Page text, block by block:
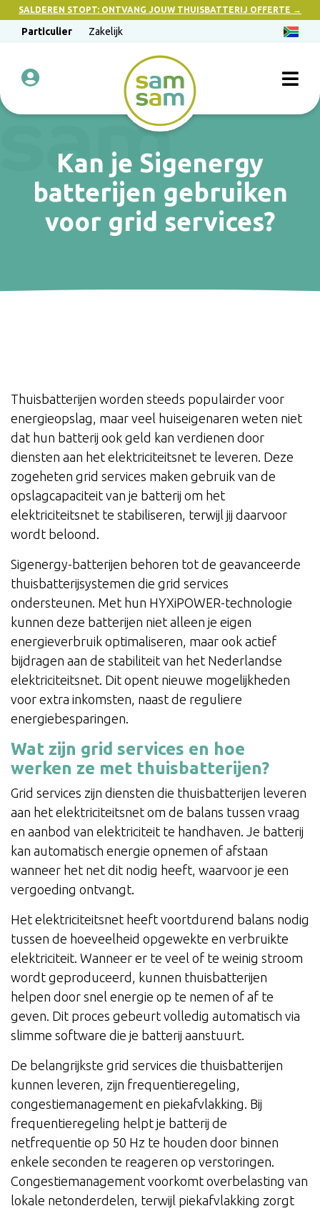
SALDEREN STOPT: ONTVANG JOUW THUISBATTERIJ OFFERTE →
Particulier Zakelijk
Kan je Sigenergy
batterijen gebruiken
voor grid services?
Thuisbatterijen worden steeds populairder voor
energieopslag, maar veel huiseigenaren weten niet
dat hun batterij ook geld kan verdienen door
diensten aan het elektriciteitsnet te leveren. Deze
zogeheten grid services maken gebruik van de
opslagcapaciteit van je batterij om het
elektriciteitsnet te stabiliseren, terwijl jij daarvoor
wordt beloond.
Sigenergy-batterijen behoren tot de geavanceerde
thuisbatterijsystemen die grid services
ondersteunen. Met hun HYXiPOWER-technologie
kunnen deze batterijen niet alleen je eigen
energieverbruik optimaliseren, maar ook actief
bijdragen aan de stabiliteit van het Nederlandse
elektriciteitsnet. Dit opent nieuwe mogelijkheden
voor extra inkomsten, naast de reguliere
energiebesparingen.
Wat zijn grid services en hoe
werken ze met thuisbatterijen?
Grid services zijn diensten die thuisbatterijen leveren
aan het elektriciteitsnet om de balans tussen vraag
en aanbod van elektriciteit te handhaven. Je batterij
kan automatisch energie opnemen of afstaan
wanneer het net dit nodig heeft, waarvoor je een
vergoeding ontvangt.
Het elektriciteitsnet heeft voortdurend balans nodig
tussen de hoeveelheid opgewekte en verbruikte
elektriciteit. Wanneer er te veel of te weinig stroom
wordt geproduceerd, kunnen thuisbatterijen
helpen door snel energie op te nemen of af te
geven. Dit proces gebeurt volledig automatisch via
slimme software die je batterij aanstuurt.
De belangrijkste grid services die thuisbatterijen
kunnen leveren, zijn frequentieregeling,
congestiemanagement en piekafvlakking. Bij
frequentieregeling helpt je batterij de
netfrequentie op 50 Hz te houden door binnen
enkele seconden te reageren op verstoringen.
Congestiemanagement voorkomt overbelasting van
lokale netonderdelen, terwijl piekafvlakking zorgt